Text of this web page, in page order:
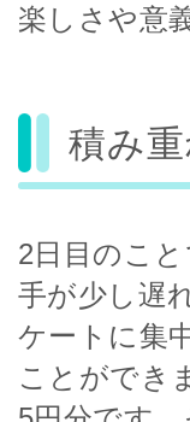
楽しさや意
積み
2日目のこ
手が少し遅
ケートに集
ことができ